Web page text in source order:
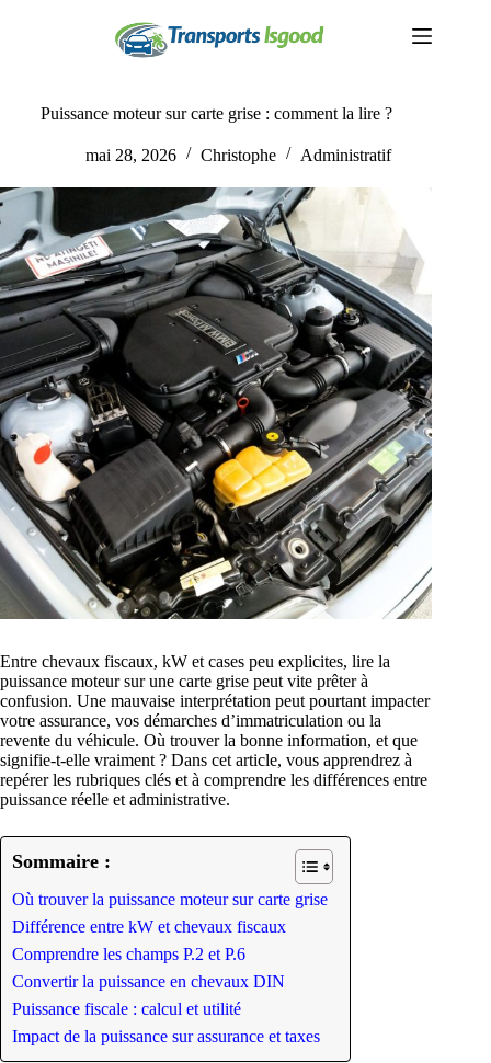
Puissance moteur sur carte grise : comment la lire ?
mai 28, 2026 Christophe Administratif
Entre chevaux fiscaux, kW et cases peu explicites, lire la
puissance moteur sur une carte grise peut vite prêter à
confusion. Une mauvaise interprétation peut pourtant impacter
votre assurance, vos démarches d’immatriculation ou la
revente du véhicule. Où trouver la bonne information, et que
signifie-t-elle vraiment ? Dans cet article, vous apprendrez à
repérer les rubriques clés et à comprendre les différences entre
puissance réelle et administrative.
Sommaire :
Où trouver la puissance moteur sur carte grise
Différence entre kW et chevaux fiscaux
Comprendre les champs P.2 et P.6
Convertir la puissance en chevaux DIN
Puissance fiscale : calcul et utilité
Impact de la puissance sur assurance et taxes